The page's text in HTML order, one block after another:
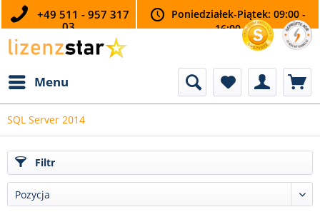
+49 511 - 957 317
03
Poniedziałek-Piątek: 09:00 -
16:00
Menu
SQL Server 2014
Filtr